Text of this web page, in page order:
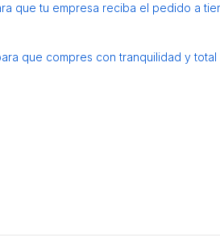
que tu empresa reciba el pedido a
que compres con tranquilidad y